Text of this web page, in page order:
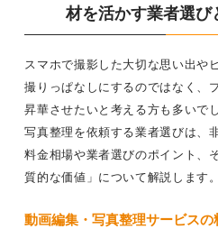
材を活かす業者選び
スマホで撮影した大切な思い出や
撮りっぱなしにするのではなく、
昇華させたいと考える方も多いで
写真整理を依頼する業者選びは、
料金相場や業者選びのポイント、
質的な価値」について解説します。
動画編集・写真整理サービス